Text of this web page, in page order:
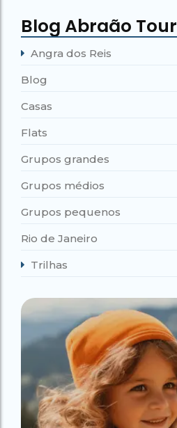
Blog Abraão Tour
Angra dos Reis
Blog
Casas
Flats
Grupos grandes
Grupos médios
Grupos pequenos
Rio de Janeiro
Trilhas